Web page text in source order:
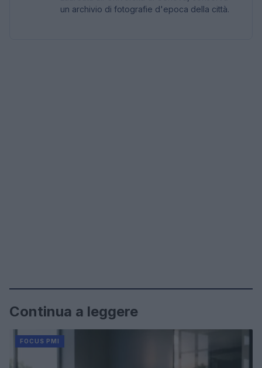
un archivio di fotografie d'epoca della città.
Continua a leggere
FOCUS PMI